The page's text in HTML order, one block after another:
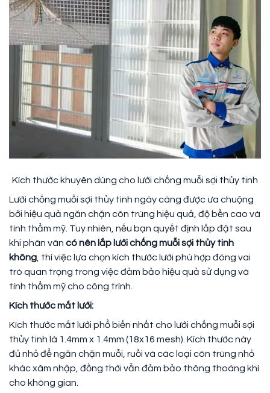
Kích thước khuyên dùng cho lưới chống muỗi sợi thủy tinh
Lưới chống muỗi sợi thủy tinh ngày càng được ưa chuộng
bởi hiệu quả ngăn chặn côn trùng hiệu quả, độ bền cao và
tính thẩm mỹ. Tuy nhiên, nếu bạn quyết định lắp đặt sau
khi phân vân có nên lắp lưới chống muỗi sợi thủy tinh
không, thì việc lựa chọn kích thước lưới phù hợp đóng vai
trò quan trọng trong việc đảm bảo hiệu quả sử dụng và
tính thẩm mỹ cho công trình.
Kích thước mắt lưới:
Kích thước mắt lưới phổ biến nhất cho lưới chống muỗi sợi
thủy tinh là 1.4mm x 1.4mm (18x16 mesh). Kích thước này
đủ nhỏ để ngăn chặn muỗi, ruồi và các loại côn trùng nhỏ
khác xâm nhập, đồng thời vẫn đảm bảo thông thoáng khí
cho không gian.